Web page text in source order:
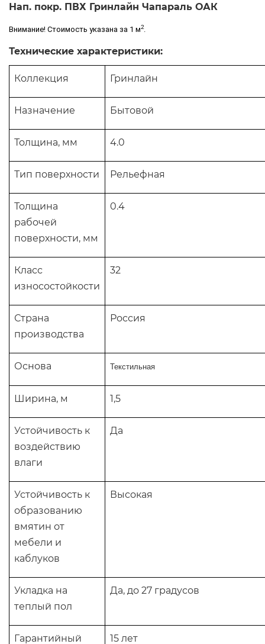
Нап. покр. ПВХ Гринлайн Чапараль ОАК
Внимание! Стоимость указана за 1 м2.
Технические характеристики:
Коллекция Гринлайн
Назначение Бытовой
Толщина, мм 4.0
Тип поверхности Рельефная
Толщина
рабочей
поверхности, мм
0.4
Класс
износостойкости
32
Страна
производства
Россия
Основа Текстильная
Ширина, м 1,5
Устойчивость к
воздействию
влаги
Да
Устойчивость к
образованию
вмятин от
мебели и
каблуков
Высокая
Укладка на
теплый пол
Да, до 27 градусов
Гарантийный 15 лет